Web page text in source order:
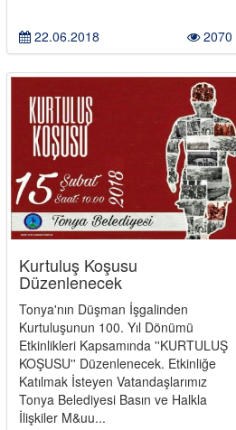
22.06.2018 2070
Kurtuluş Koşusu
Düzenlenecek
Tonya'nın Düşman İşgalinden
Kurtuluşunun 100. Yıl Dönümü
Etkinlikleri Kapsamında ''KURTULUŞ
KOŞUSU'' Düzenlenecek. Etkinliğe
Katılmak İsteyen Vatandaşlarımız
Tonya Belediyesi Basın ve Halkla
İlişkiler M&uu...